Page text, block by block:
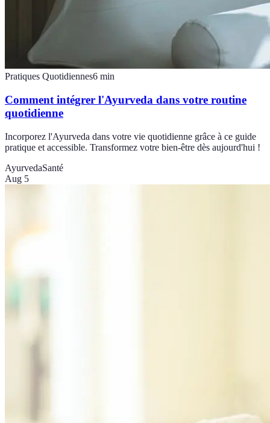
Pratiques Quotidiennes6 min
Comment intégrer l'Ayurveda dans votre routine
quotidienne
Incorporez l'Ayurveda dans votre vie quotidienne grâce à ce guide
pratique et accessible. Transformez votre bien-être dès aujourd'hui !
AyurvedaSanté
Aug 5